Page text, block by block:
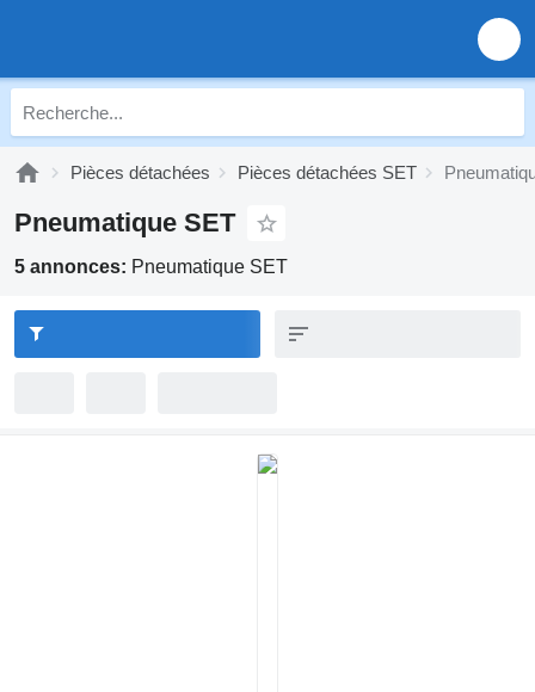
Pièces détachées Pièces détachées SET
Pneumatique SET
5 annonces: Pneumatique SET